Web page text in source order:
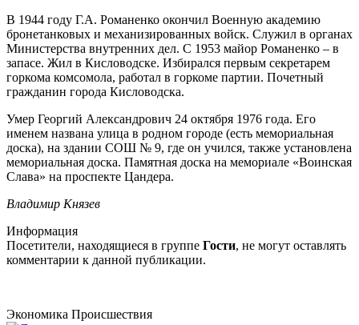
В 1944 году Г.А. Романенко окончил Военную академию
бронетанковых и механизированных войск. Служил в органах
Министерства внутренних дел. С 1953 майор Романенко – в
запасе. Жил в Кисловодске. Избирался первым секретарем
горкома комсомола, работал в горкоме партии. Почетный
гражданин города Кисловодска.
Умер Георгий Александрович 24 октября 1976 года. Его
именем названа улица в родном городе (есть мемориальная
доска), на здании СОШ № 9, где он учился, также установлена
мемориальная доска. Памятная доска на мемориале «Воинская
Слава» на проспекте Цандера.
Владимир Князев
Информация
Посетители, находящиеся в группе Гости, не могут оставлять
комментарии к данной публикации.
Экономика Происшествия